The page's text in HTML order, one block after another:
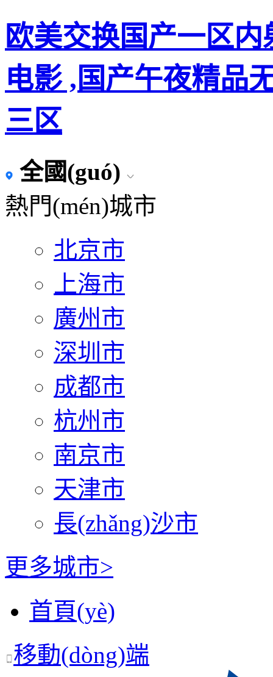
欧美交换国产一区
电影 ,国产午夜精品
三区
全國(guó)
熱門(mén)城市
北京市
上海市
廣州市
深圳市
成都市
杭州市
南京市
天津市
長(zhǎng)沙市
更多城市>
首頁(yè)
移動(dòng)端